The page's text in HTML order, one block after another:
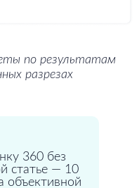
по результатам
разрезах
360 без
статье — 10
объективной